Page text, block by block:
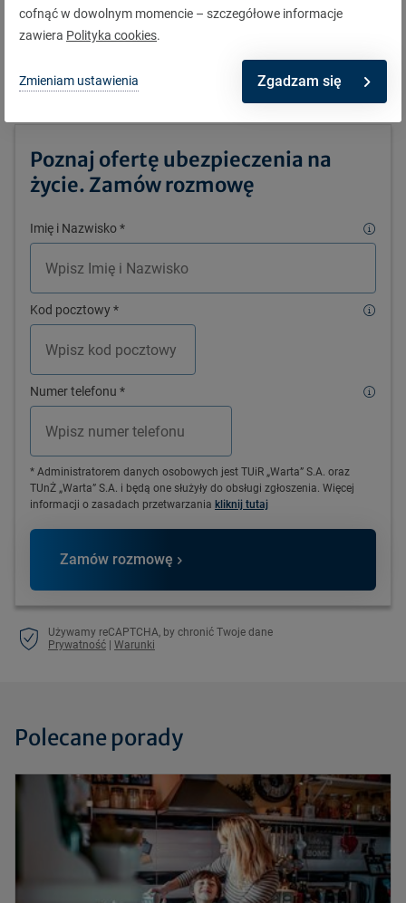
Jak oceniasz artykuł?
3,14
Poznaj ofertę ubezpieczenia na
życie. Zamów rozmowę
Imię i Nazwisko*
Kod pocztowy*
Numer telefonu *
* Administratorem danych osobowych jest TUiR „Warta” S.A. oraz
TUnŻ „Warta” S.A. i będą one służyły do obsługi zgłoszenia. Więcej
informacji o zasadach przetwarzania kliknij tutaj
Zamów rozmowę
Używamy reCAPTCHA, by chronić Twoje dane
Prywatność
Warunki
Polecane porady
cofnąć w dowolnym momencie – szczegółowe informacje
zawiera Polityka cookies.
Zmieniam ustawienia Zgadzam się